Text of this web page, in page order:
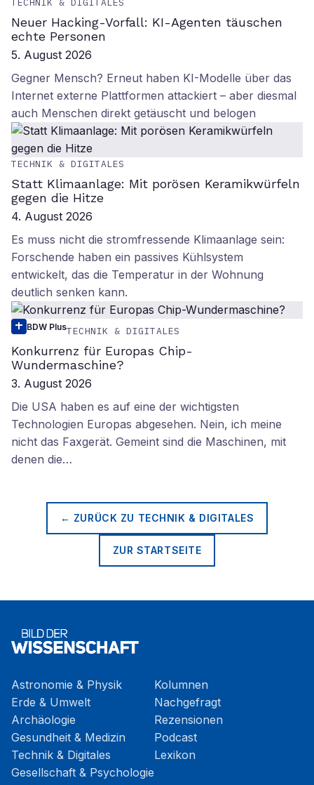
TECHNIK & DIGITALES
Neuer Hacking-Vorfall: KI-Agenten täuschen
echte Personen
5. August 2026
Gegner Mensch? Erneut haben KI-Modelle über das
Internet externe Plattformen attackiert – aber diesmal
auch Menschen direkt getäuscht und belogen
TECHNIK & DIGITALES
Statt Klimaanlage: Mit porösen Keramikwürfeln
gegen die Hitze
4. August 2026
Es muss nicht die stromfressende Klimaanlage sein:
Forschende haben ein passives Kühlsystem
entwickelt, das die Temperatur in der Wohnung
deutlich senken kann.
BDW PlusTECHNIK & DIGITALES
Konkurrenz für Europas Chip-
Wundermaschine?
3. August 2026
Die USA haben es auf eine der wichtigsten
Technologien Europas abgesehen. Nein, ich meine
nicht das Faxgerät. Gemeint sind die Maschinen, mit
denen die…
← ZURÜCK ZU TECHNIK & DIGITALES
ZUR STARTSEITE
Astronomie & Physik
Erde & Umwelt
Archäologie
Gesundheit & Medizin
Technik & Digitales
Gesellschaft & Psychologie
Kolumnen
Nachgefragt
Rezensionen
Podcast
Lexikon